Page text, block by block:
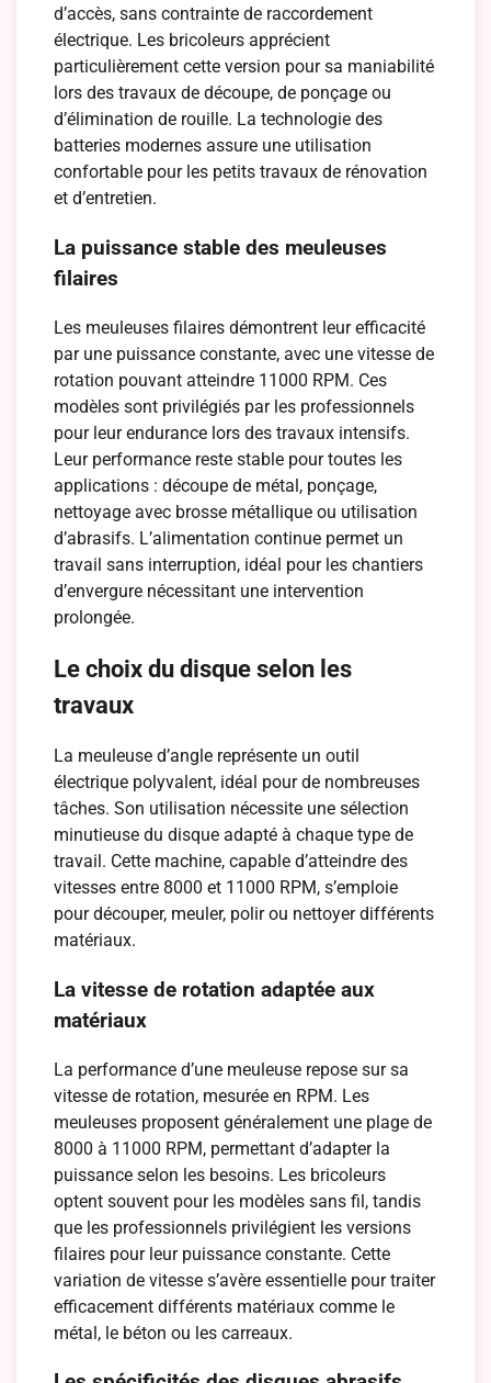
d’accès, sans contrainte de raccordement
électrique. Les bricoleurs apprécient
particulièrement cette version pour sa maniabilité
lors des travaux de découpe, de ponçage ou
d’élimination de rouille. La technologie des
batteries modernes assure une utilisation
confortable pour les petits travaux de rénovation
et d’entretien.
La puissance stable des meuleuses
filaires
Les meuleuses filaires démontrent leur efficacité
par une puissance constante, avec une vitesse de
rotation pouvant atteindre 11000 RPM. Ces
modèles sont privilégiés par les professionnels
pour leur endurance lors des travaux intensifs.
Leur performance reste stable pour toutes les
applications : découpe de métal, ponçage,
nettoyage avec brosse métallique ou utilisation
d’abrasifs. L’alimentation continue permet un
travail sans interruption, idéal pour les chantiers
d’envergure nécessitant une intervention
prolongée.
Le choix du disque selon les
travaux
La meuleuse d’angle représente un outil
électrique polyvalent, idéal pour de nombreuses
tâches. Son utilisation nécessite une sélection
minutieuse du disque adapté à chaque type de
travail. Cette machine, capable d’atteindre des
vitesses entre 8000 et 11000 RPM, s’emploie
pour découper, meuler, polir ou nettoyer différents
matériaux.
La vitesse de rotation adaptée aux
matériaux
La performance d’une meuleuse repose sur sa
vitesse de rotation, mesurée en RPM. Les
meuleuses proposent généralement une plage de
8000 à 11000 RPM, permettant d’adapter la
puissance selon les besoins. Les bricoleurs
optent souvent pour les modèles sans fil, tandis
que les professionnels privilégient les versions
filaires pour leur puissance constante. Cette
variation de vitesse s’avère essentielle pour traiter
efficacement différents matériaux comme le
métal, le béton ou les carreaux.